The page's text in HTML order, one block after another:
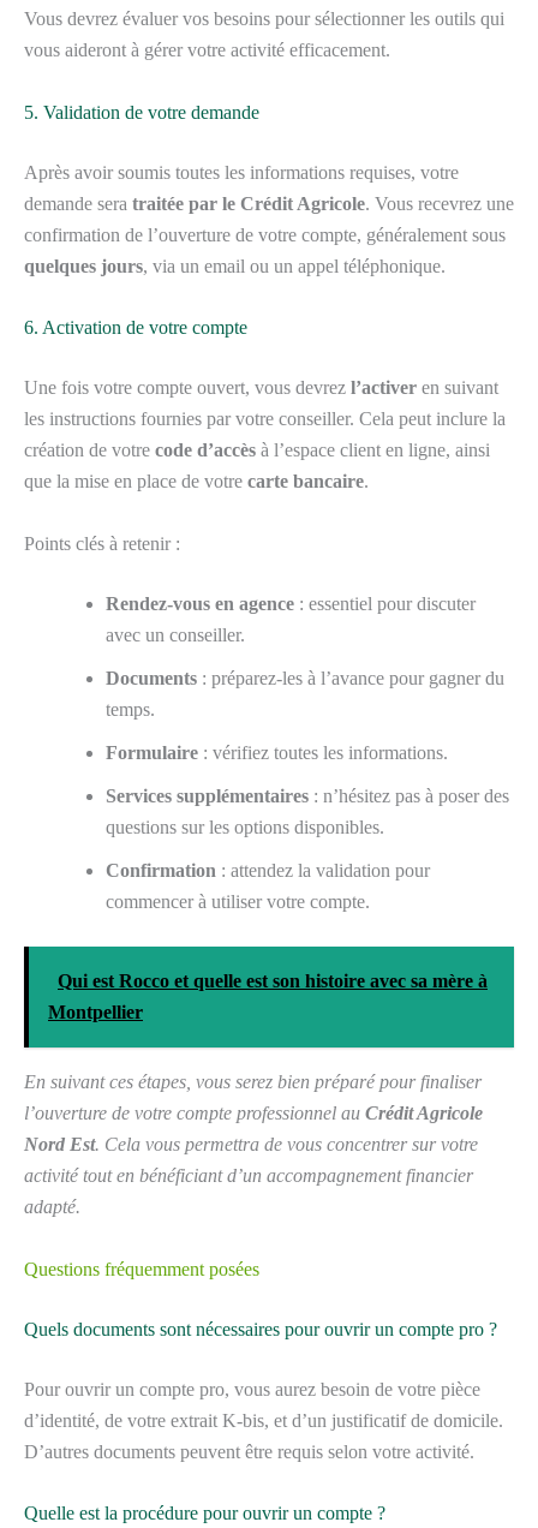
Vous devrez évaluer vos besoins pour sélectionner les outils qui
vous aideront à gérer votre activité efficacement.
5. Validation de votre demande
Après avoir soumis toutes les informations requises, votre
demande sera traitée par le Crédit Agricole. Vous recevrez une
confirmation de l’ouverture de votre compte, généralement sous
quelques jours, via un email ou un appel téléphonique.
6. Activation de votre compte
Une fois votre compte ouvert, vous devrez l’activer en suivant
les instructions fournies par votre conseiller. Cela peut inclure la
création de votre code d’accès à l’espace client en ligne, ainsi
que la mise en place de votre carte bancaire.
Points clés à retenir :
Rendez-vous en agence : essentiel pour discuter
avec un conseiller.
Documents : préparez-les à l’avance pour gagner du
temps.
Formulaire : vérifiez toutes les informations.
Services supplémentaires : n’hésitez pas à poser des
questions sur les options disponibles.
Confirmation : attendez la validation pour
commencer à utiliser votre compte.
Qui est Rocco et quelle est son histoire avec sa mère à
Montpellier
En suivant ces étapes, vous serez bien préparé pour finaliser
l’ouverture de votre compte professionnel au Crédit Agricole
Nord Est. Cela vous permettra de vous concentrer sur votre
activité tout en bénéficiant d’un accompagnement financier
adapté.
Questions fréquemment posées
Quels documents sont nécessaires pour ouvrir un compte pro ?
Pour ouvrir un compte pro, vous aurez besoin de votre pièce
d’identité, de votre extrait K-bis, et d’un justificatif de domicile.
D’autres documents peuvent être requis selon votre activité.
Quelle est la procédure pour ouvrir un compte ?